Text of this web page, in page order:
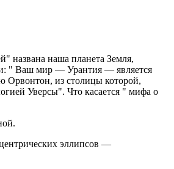
названа наша планета Земля,
" Ваш мир — Урантия — является
Орвонтон, из столицы которой,
Уверсы". Что касается " мифа о
эллипсов —